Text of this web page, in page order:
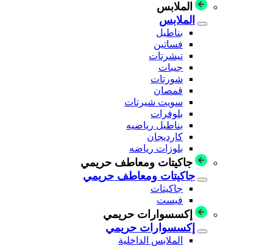
الملابس
الملابس
بناطيل
فساتين
تيشرتات
جيبات
شورتات
قمصان
سويت شيرتات
بلوفرات
بناطيل رياضيه
كارديجان
بلوزات رياضه
جاكيتات ومعاطف حريمي
جاكيتات ومعاطف حريمي
جاكيتات
فيست
إكسسوارات حريمي
إكسسوارات حريمي
الملابس الداخلية